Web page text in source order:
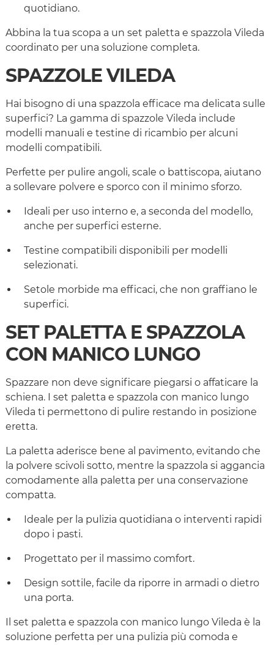
quotidiano.
Abbina la tua scopa a un set paletta e spazzola Vileda
coordinato per una soluzione completa.
SPAZZOLE VILEDA
Hai bisogno di una spazzola efficace ma delicata sulle
superfici? La gamma di spazzole Vileda include
modelli manuali e testine di ricambio per alcuni
modelli compatibili.
Perfette per pulire angoli, scale o battiscopa, aiutano
a sollevare polvere e sporco con il minimo sforzo.
Ideali per uso interno e, a seconda del modello,
anche per superfici esterne.
Testine compatibili disponibili per modelli
selezionati.
Setole morbide ma efficaci, che non graffiano le
superfici.
SET PALETTA E SPAZZOLA
CON MANICO LUNGO
Spazzare non deve significare piegarsi o affaticare la
schiena. I set paletta e spazzola con manico lungo
Vileda ti permettono di pulire restando in posizione
eretta.
La paletta aderisce bene al pavimento, evitando che
la polvere scivoli sotto, mentre la spazzola si aggancia
comodamente alla paletta per una conservazione
compatta.
Ideale per la pulizia quotidiana o interventi rapidi
dopo i pasti.
Progettato per il massimo comfort.
Design sottile, facile da riporre in armadi o dietro
una porta.
Il set paletta e spazzola con manico lungo Vileda è la
soluzione perfetta per una pulizia più comoda e